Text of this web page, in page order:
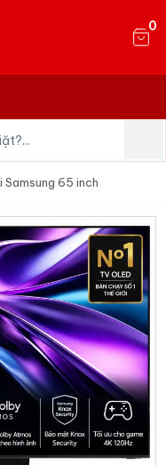
0
Samsung 65 inch